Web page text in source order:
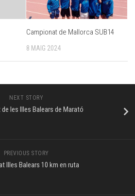
Campionat de Mallorca SUB14
8 MAIG 2024
NEXT STORY
les Illes Balears de Marató
PREVIOUS STORY
Illes Balears 10 km en ruta